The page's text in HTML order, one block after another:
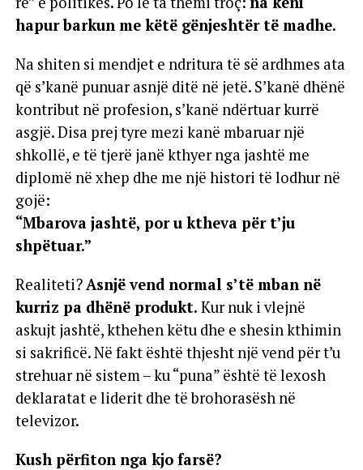
hapur barkun me këtë gënjeshtër të madhe.
Na shiten si mendjet e ndritura të së ardhmes ata
që s’kanë punuar asnjë ditë në jetë. S’kanë dhënë
kontribut në profesion, s’kanë ndërtuar kurrë
asgjë. Disa prej tyre mezi kanë mbaruar një
shkollë, e të tjerë janë kthyer nga jashtë me
diplomë në xhep dhe me një histori të lodhur në
gojë:
“Mbarova jashtë, por u ktheva për t’ju
shpëtuar.”
Realiteti?Asnjë vend normal s’të mban në
kurriz pa dhënë produkt. Kur nuk i vlejnë
askujt jashtë, kthehen këtu dhe e shesin kthimin
si sakrificë. Në fakt është thjesht një vend për t’u
strehuar në sistem – ku “puna” është të lexosh
deklaratat e liderit dhe të brohorasësh në
televizor.
Kush përfiton nga kjo farsë?